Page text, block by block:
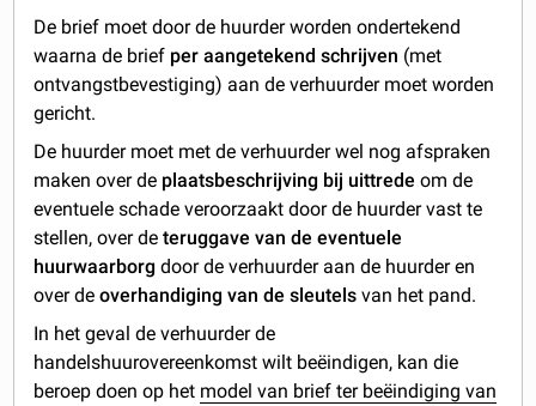
De brief moet door de huurder worden ondertekend
waarna de brief per aangetekend schrijven (met
ontvangstbevestiging) aan de verhuurder moet worden
gericht.
De huurder moet met de verhuurder wel nog afspraken
maken over de plaatsbeschrijving bij uittrede om de
eventuele schade veroorzaakt door de huurder vast te
stellen, over deteruggave van de eventuele
huurwaarborg door de verhuurder aan de huurder en
over deoverhandiging van de sleutels van het pand.
In het geval de verhuurder de
handelshuurovereenkomst wilt beëindigen, kan die
beroep doen op het model van brief ter beëindiging van